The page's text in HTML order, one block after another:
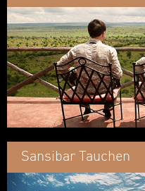
Sansibar Tauchen